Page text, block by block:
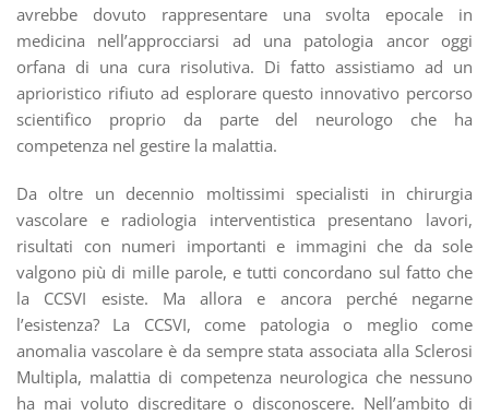
avrebbe dovuto rappresentare una svolta epocale in
medicina nell’approcciarsi ad una patologia ancor oggi
orfana di una cura risolutiva. Di fatto assistiamo ad un
aprioristico rifiuto ad esplorare questo innovativo percorso
scientifico proprio da parte del neurologo che ha
competenza nel gestire la malattia.
Da oltre un decennio moltissimi specialisti in chirurgia
vascolare e radiologia interventistica presentano lavori,
risultati con numeri importanti e immagini che da sole
valgono più di mille parole, e tutti concordano sul fatto che
la CCSVI esiste. Ma allora e ancora perché negarne
l’esistenza? La CCSVI, come patologia o meglio come
anomalia vascolare è da sempre stata associata alla Sclerosi
Multipla, malattia di competenza neurologica che nessuno
ha mai voluto discreditare o disconoscere. Nell’ambito di